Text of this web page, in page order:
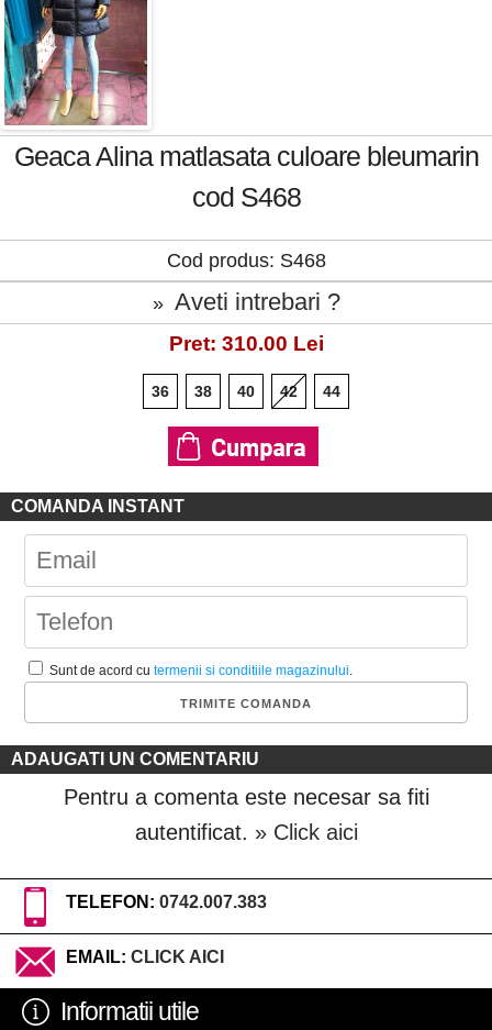
Geaca Alina matlasata culoare bleumarin
cod S468
Cod produs: S468
» Aveti intrebari ?
Pret: 310.00 Lei
36 38 40 42 44
COMANDA INSTANT
Sunt de acord cutermenii si conditiile magazinului.
ADAUGATI UN COMENTARIU
Pentru a comenta este necesar sa fiti
autentificat. » Click aici
TELEFON: 0742.007.383
EMAIL: CLICK AICI
Informatii utile